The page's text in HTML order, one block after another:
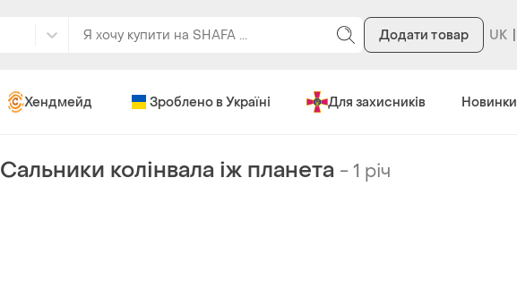
Додати товар
Хендмейд Зроблено в Україні Для захисників Новинки
Сальники колінвала іж планета -1 річ